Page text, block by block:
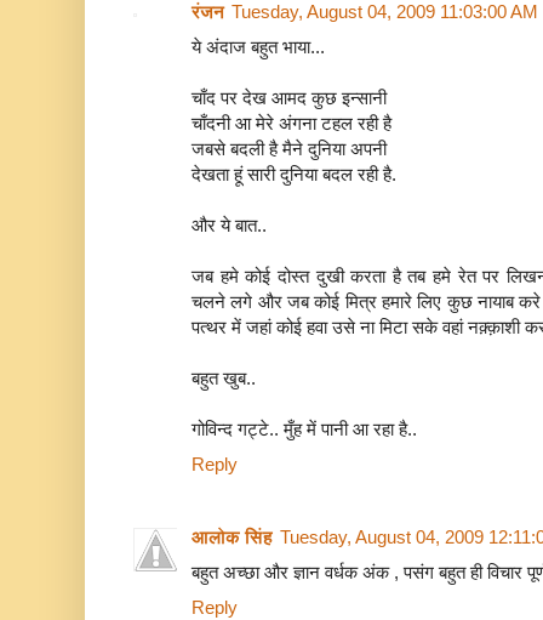
रंजन Tuesday, August 04, 2009 11:03:00 AM
ये अंदाज बहुत भाया...
चाँद पर देख आमद कुछ इन्सानी
चाँदनी आ मेरे अंगना टहल रही है
जबसे बदली है मैने दुनिया अपनी
देखता हूं सारी दुनिया बदल रही है.
और ये बात..
जब हमे कोई दोस्त दुखी करता है तब हमे रेत पर
चलने लगे और जब कोई मित्र हमारे लिए कुछ नायाब करे
पत्थर में जहां कोई हवा उसे ना मिटा सके वहां नक़्क़ाशी
बहुत खुब..
गोविन्द गट्टे.. मुँह में पानी आ रहा है..
Reply
आलोक सिंह Tuesday, August 04, 2009
बहुत अच्छा और ज्ञान वर्धक अंक , पसंग बहुत ही विचार
Reply